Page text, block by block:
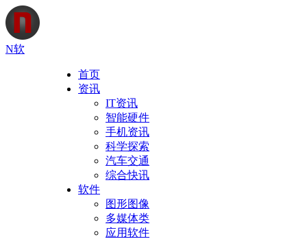
N软
首页
资讯
IT资讯
智能硬件
手机资讯
科学探索
汽车交通
综合快讯
软件
图形图像
多媒体类
应用软件